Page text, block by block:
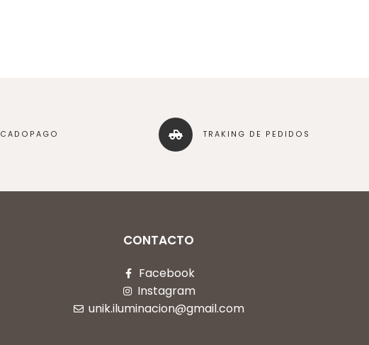
TRAKING DE PEDIDOS
CONTACTO
Facebook
Instagram
unik.iluminacion@gmail.com